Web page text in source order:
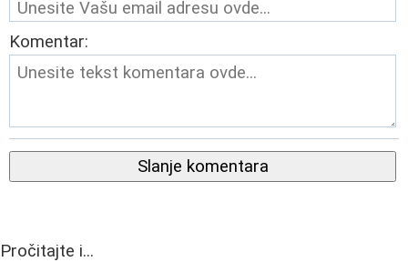
Komentar:
Slanje komentara
Pročitajte i...